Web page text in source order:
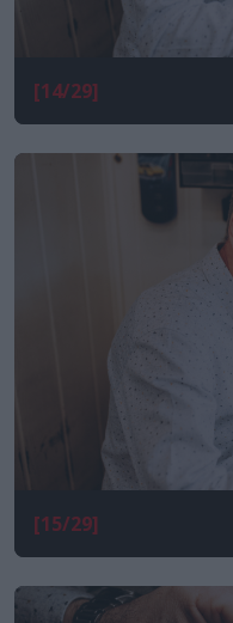
[14/29]
[15/29]